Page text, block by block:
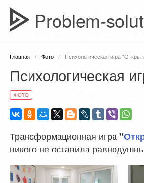
Problem-
Главная Фото Психологическая игра
Психологическая
ФОТО
Трансформационная игра "
никого не оставила